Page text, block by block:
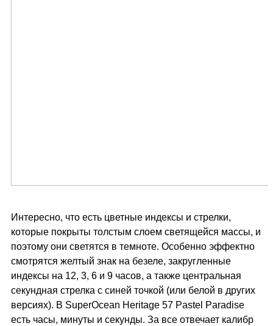
Интересно, что есть цветные индексы и стрелки,
которые покрыты толстым слоем светящейся массы, и
поэтому они светятся в темноте. Особенно эффектно
смотрятся желтый знак на безеле, закругленные
индексы на 12, 3, 6 и 9 часов, а также центральная
секундная стрелка с синей точкой (или белой в других
версиях). В SuperOcean Heritage 57 Pastel Paradise
есть часы, минуты и секунды. За все отвечает калибр